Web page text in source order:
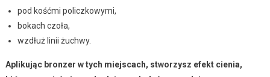
pod kośćmi policzkowymi,
bokach czoła,
wzdłuż linii żuchwy.
Aplikując bronzer w tych miejscach, stworzysz efekt cienia,